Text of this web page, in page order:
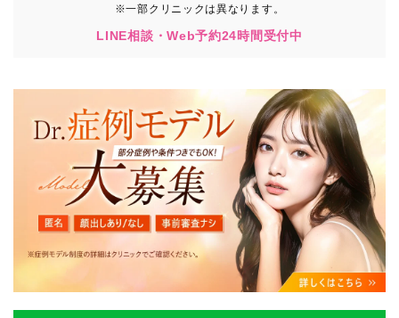
③TCBグループが第三者から間接的に収集する情報
患者様の同意を得た上で、以下の情報をパブリックDMP
・患者様の閲覧履歴、端末等の情報
【利用目的】
TCBグループは取得情報を以下の目的で利用いたしま
す。
・クリニックの来院予約、医療サービスの提供、医療関
連商品の販売、アフターケア対応、これらに付随する諸
対応等のサービス提供のため
・医療サービスの提供に関する他の医療機関、検査機関
及び研究機関との連携のため
※一部クリニックは異なります。
LINE相談・Web予約24時間受付中